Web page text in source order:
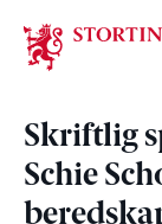
Skriftlig
Schie